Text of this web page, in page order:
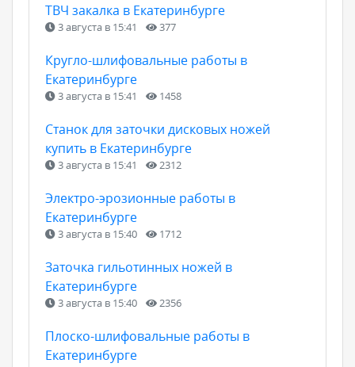
ТВЧ закалка в Екатеринбурге
3 августа в 15:41 377
Кругло-шлифовальные работы в
Екатеринбурге
3 августа в 15:41 1458
Станок для заточки дисковых ножей
купить в Екатеринбурге
3 августа в 15:41 2312
Электро-эрозионные работы в
Екатеринбурге
3 августа в 15:40 1712
Заточка гильотинных ножей в
Екатеринбурге
3 августа в 15:40 2356
Плоско-шлифовальные работы в
Екатеринбурге